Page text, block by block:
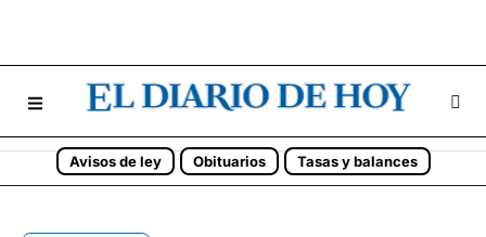
Avisos de ley Obituarios Tasas y balances